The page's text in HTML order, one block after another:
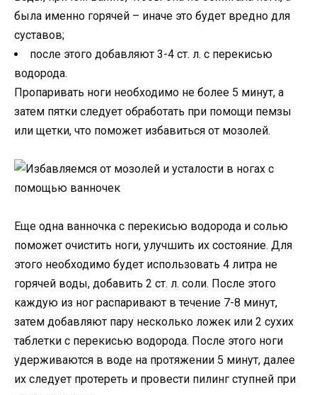
была именно горячей – иначе это будет вредно для
суставов;
после этого добавляют 3-4 ст. л. с перекисью
водорода.
Пропаривать ноги необходимо не более 5 минут, а
затем пятки следует обработать при помощи пемзы
или щетки, что поможет избавиться от мозолей.
Еще одна ванночка с перекисью водорода и солью
поможет очистить ноги, улучшить их состояние. Для
этого необходимо будет использовать 4 литра не
горячей воды, добавить 2 ст. л. соли. После этого
каждую из ног распаривают в течение 7-8 минут,
затем добавляют пару несколько ложек или 2 сухих
таблетки с перекисью водорода. После этого ноги
удерживаются в воде на протяжении 5 минут, далее
их следует протереть и провести пилинг ступней при